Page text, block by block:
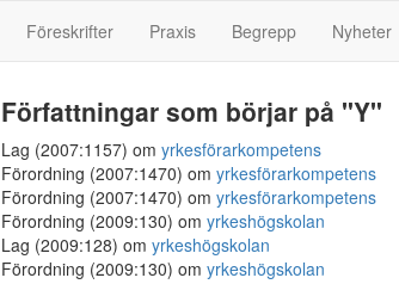
Föreskrifter Praxis Begrepp Nyheter
Författningar som börjar på "Y"
Lag (2007:1157) om yrkesförarkompetens
Förordning (2007:1470) om yrkesförarkompetens
Förordning (2007:1470) om yrkesförarkompetens
Förordning (2009:130) om yrkeshögskolan
Lag (2009:128) om yrkeshögskolan
Förordning (2009:130) om yrkeshögskolan